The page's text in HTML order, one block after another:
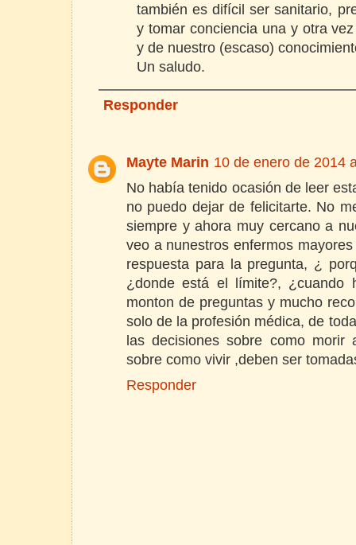
también es difícil ser sanitario,
y tomar conciencia una y otra
y de nuestro (escaso)
Un saludo.
Responder
Mayte Marin 10 de enero de 2014
No había tenido ocasión de leer
no puedo dejar de felicitarte. No
siempre y ahora muy cercano a
veo a nunestros enfermos
respuesta para la pregunta, ¿
¿donde está el límite?, ¿cuando
monton de preguntas y mucho
solo de la profesión médica, de
las decisiones sobre como
sobre como vivir ,deben ser
Responder